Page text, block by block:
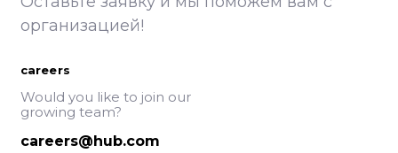
организацией!
careers
Would you like to join our
growing team?
careers@hub.com